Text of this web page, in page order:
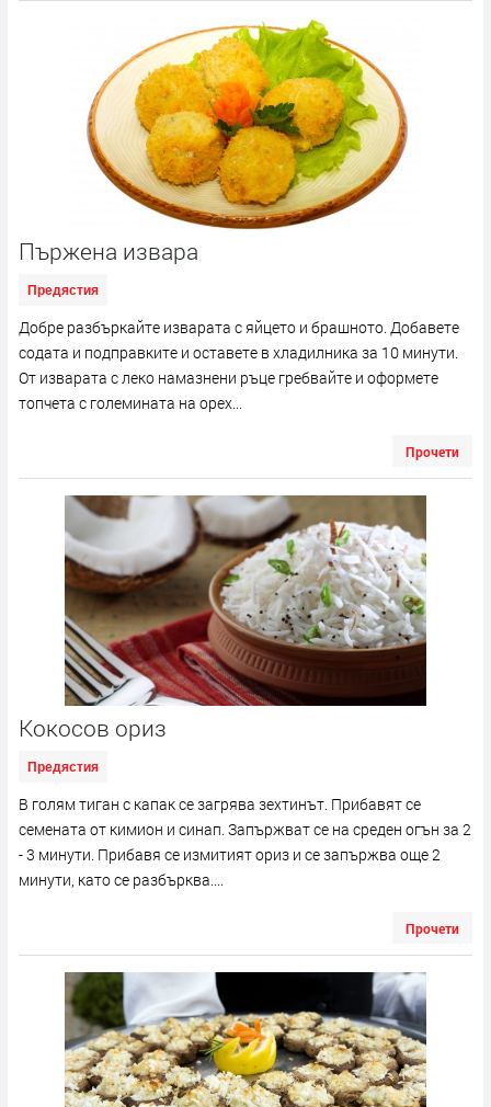
Пържена извара
Предястия
Добре разбъркайте изварата с яйцето и брашното. Добавете
содата и подправките и оставете в хладилника за 10 минути.
От изварата с леко намазнени ръце гребвайте и оформете
топчета с големината на орех...
Прочети
Кокосов ориз
Предястия
В голям тиган с капак се загрява зехтинът. Прибавят се
семената от кимион и синап. Запържват се на среден огън за 2
- 3 минути. Прибавя се измитият ориз и се запържва още 2
минути, като се разбърква....
Прочети